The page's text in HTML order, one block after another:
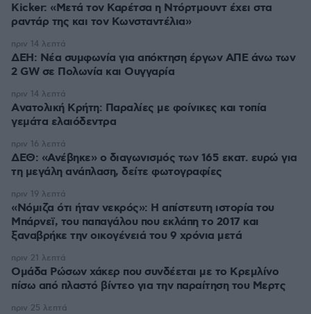
Kicker: «Μετά τον Καρέτσα η Ντόρτμουντ έχει στα
ραντάρ της και τον Κωνσταντέλια»
ΔΕΗ: Νέα συμφωνία για απόκτηση έργων ΑΠΕ άνω των
2 GW σε Πολωνία και Ουγγαρία
πριν 14 λεπτά
Aνατολική Κρήτη: Παραλίες με φοίνικες και τοπία
γεμάτα ελαιόδεντρα
πριν 14 λεπτά
ΔΕΘ: «Ανέβηκε» ο διαγωνισμός των 165 εκατ. ευρώ για
τη μεγάλη ανάπλαση, δείτε φωτογραφίες
πριν 16 λεπτά
«Νόμιζα ότι ήταν νεκρός»: Η απίστευτη ιστορία του
Μπάρνεϊ, του παπαγάλου που εκλάπη το 2017 και
ξαναβρήκε την οικογένειά του 9 χρόνια μετά
πριν 19 λεπτά
Ομάδα Ρώσων χάκερ που συνδέεται με το Κρεμλίνο
πίσω από πλαστό βίντεο για την παραίτηση του Μερτς
πριν 21 λεπτά
πριν 25 λεπτά